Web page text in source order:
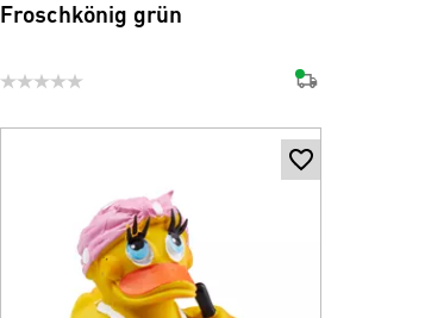
Froschkönig grün